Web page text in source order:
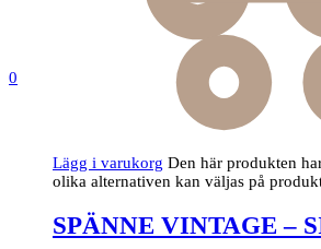
0
Lägg i varukorg Den här produkten
olika alternativen kan väljas på
SPÄNNE VINTAGE –